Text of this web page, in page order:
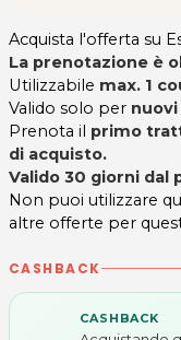
Acquista l'offerta su
La prenotazione è
Utilizzabile max. 1
Valido solo per
Prenota il primo
di acquisto.
Valido 30 giorni
Non puoi utilizzare
altre offerte per
CASHBACK
CASHBACK